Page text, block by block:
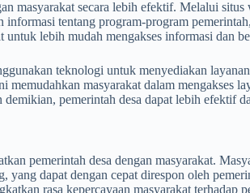
masyarakat secara lebih efektif. Melalui situs
informasi tentang program-program
lebih mudah mengakses informasi dan
teknologi untuk menyediakan
memudahkan masyarakat dalam mengakses
pemerintah desa dapat lebih efektif
pemerintah desa dengan masyarakat.
yang dapat dengan cepat direspon oleh
rasa kepercayaan masyarakat terhadap